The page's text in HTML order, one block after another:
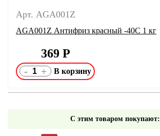
Арт. AGA001Z
AGA001Z Антифриз красный -40С 1 кг
369 Р
- +
С этим товаром покупают: